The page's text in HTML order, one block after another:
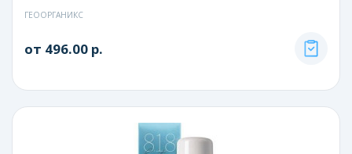
ГЕООРГАНИКС
от 496.00 р.